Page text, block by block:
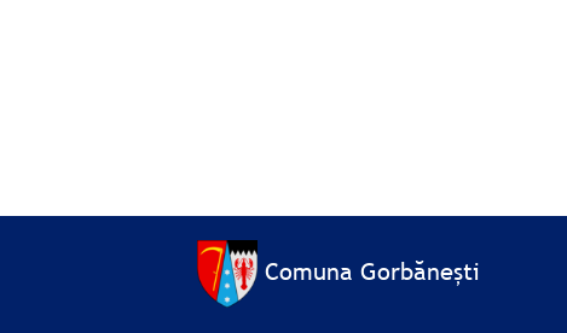
Comuna Gorbănești